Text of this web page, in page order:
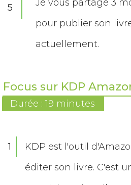
5
Je vous partage 3
pour publier son
actuellement.
Focus sur KDP
Durée : 19 minutes
1
KDP est l'outil
éditer son livre. C'est